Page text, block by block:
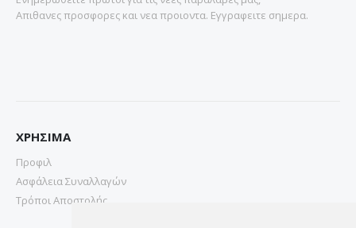
Απιθανες προσφορες και νεα προιοντα. Εγγραφειτε σημερα.
ΧΡΗΣΙΜΑ
Προφιλ
Ασφάλεια Συναλλαγών
Τρόποι Αποστολής